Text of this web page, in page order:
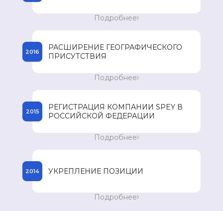
Старт продаж препаратов компании SPEY в
США.
Подробнее
РАСШИРЕНИЕ ГЕОГРАФИЧЕСКОГО
ПРИСУТСТВИЯ
2016
Расширение географического присутствия в
Подробнее
РЕГИСТРАЦИЯ КОМПАНИИ SPEY В
РОССИЙСКОЙ ФЕДЕРАЦИИ
2015
Регистрация компании SPEY в Российской
Подробнее
УКРЕПЛЕНИЕ ПОЗИЦИИ
2014
Укрепление позиции в восточной Европе.
Подробнее